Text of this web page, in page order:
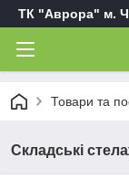
ТК "Аврора" м.
Товари та
Складські